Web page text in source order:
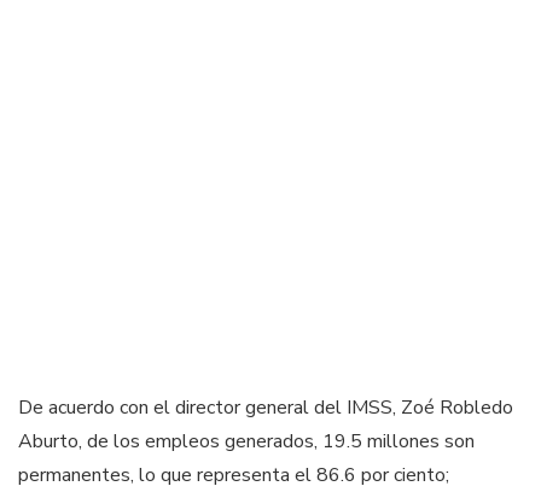
De acuerdo con el director general del IMSS, Zoé Robledo
Aburto, de los empleos generados, 19.5 millones son
permanentes, lo que representa el 86.6 por ciento;